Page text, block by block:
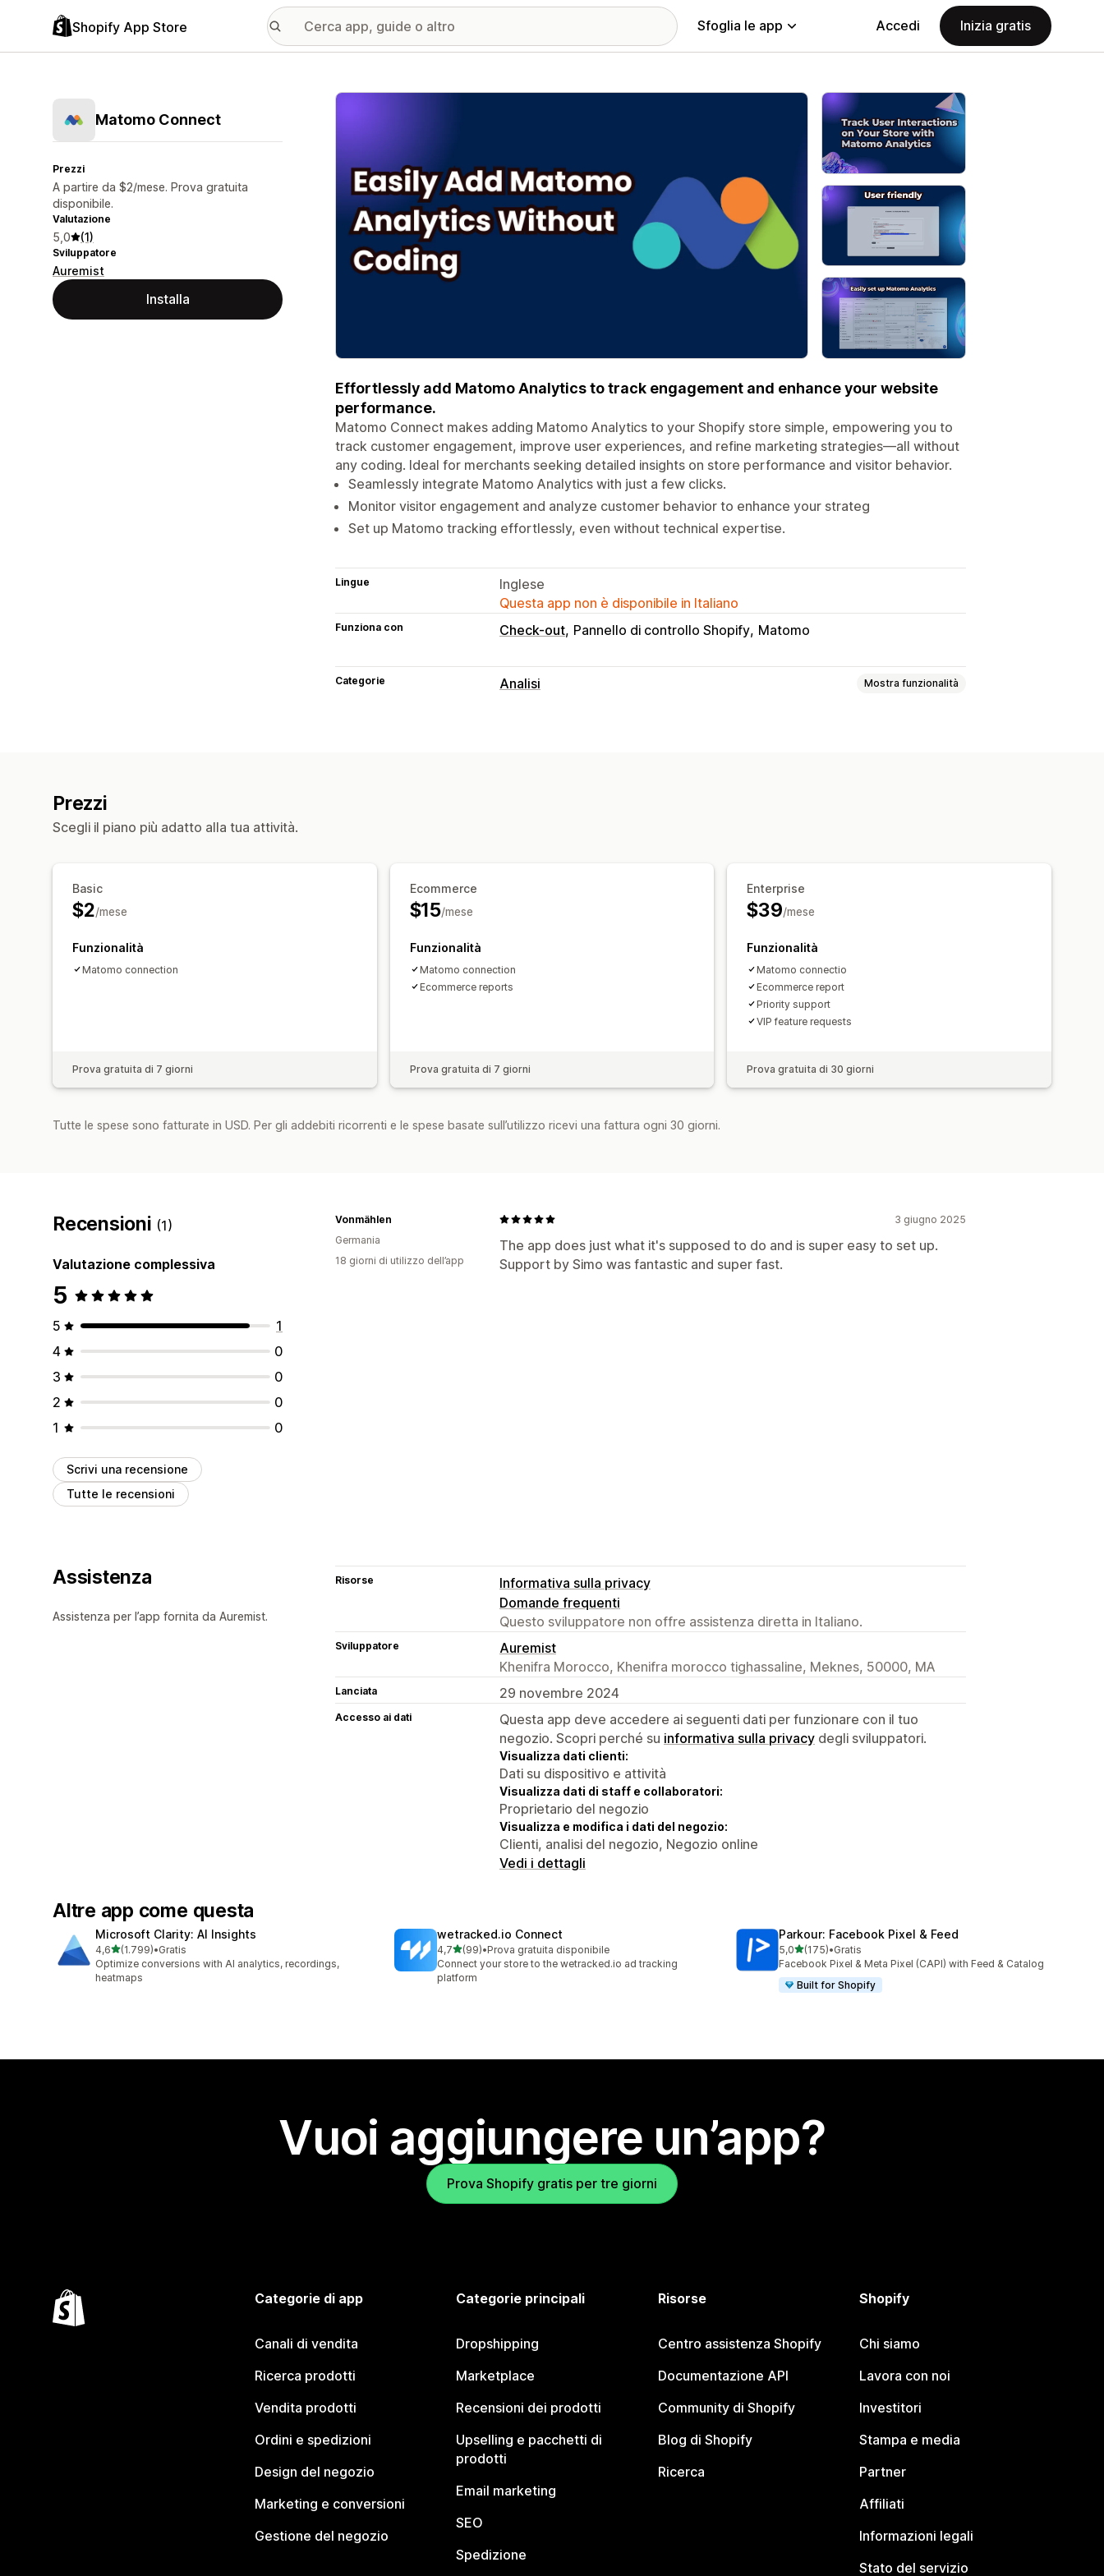
Shopify App Store Sfoglia le app Accedi Inizia gratis
Matomo Connect
Prezzi
A partire da $2/mese. Prova gratuita
disponibile.
Valutazione
5,0 (1)
Sviluppatore
Auremist
Installa
Galleria immagini in evidenza
Effortlessly add Matomo Analytics to track engagement and enhance your website
performance.
Matomo Connect makes adding Matomo Analytics to your Shopify store simple, empowering you to
track customer engagement, improve user experiences, and refine marketing strategies—all without
any coding. Ideal for merchants seeking detailed insights on store performance and visitor behavior.
Seamlessly integrate Matomo Analytics with just a few clicks.
Monitor visitor engagement and analyze customer behavior to enhance your strateg
Set up Matomo tracking effortlessly, even without technical expertise.
Lingue
Inglese
Questa app non è disponibile in Italiano
Funziona con Check-out Pannello di controllo Shopify Matomo
Categorie Analisi Mostra funzionalità
Prezzi
Scegli il piano più adatto alla tua attività.
Basic
$2/mese
Funzionalità
Matomo connection
Prova gratuita di 7 giorni
Ecommerce
$15/mese
Funzionalità
Matomo connection
Ecommerce reports
Prova gratuita di 7 giorni
Enterprise
$39/mese
Funzionalità
Matomo connectio
Ecommerce report
Priority support
VIP feature requests
Prova gratuita di 30 giorni
Tutte le spese sono fatturate in USD. Per gli addebiti ricorrenti e le spese basate sull’utilizzo ricevi una fattura ogni 30 giorni.
Recensioni (1)
Valutazione complessiva
5
5
1
4
0
3
0
2
0
1
0
Scrivi una recensione
Tutte le recensioni
3 giugno 2025
The app does just what it's supposed to do and is super easy to set up.
Support by Simo was fantastic and super fast.
Vonmählen
Germania
18 giorni di utilizzo dell’app
Assistenza
Assistenza per l’app fornita da Auremist.
Risorse
Informativa sulla privacy
Domande frequenti
Questo sviluppatore non offre assistenza diretta in Italiano.
Sviluppatore
Auremist
Khenifra Morocco, Khenifra morocco tighassaline, Meknes, 50000, MA
Lanciata 29 novembre 2024
Accesso ai dati
Questa app deve accedere ai seguenti dati per funzionare con il tuo
negozio. Scopri perché su informativa sulla privacy degli sviluppatori.
Visualizza dati clienti:
Dati su dispositivo e attività
Visualizza dati di staff e collaboratori:
Proprietario del negozio
Visualizza e modifica i dati del negozio:
Clienti, analisi del negozio, Negozio online
Vedi i dettagli
Altre app come questa
Microsoft Clarity: AI Insights
4,6stelle su 5
(1.799)
1799 recensioni totali
•Gratis
Optimize conversions with AI analytics, recordings,
heatmaps
wetracked.io Connect
4,7stelle su 5
(99)
99 recensioni totali
•Prova gratuita disponibile
Connect your store to the wetracked.io ad tracking
platform
Parkour: Facebook Pixel & Feed
5,0stelle su 5
(175)
175 recensioni totali
•Gratis
Facebook Pixel & Meta Pixel (CAPI) with Feed & Catalog
Built for Shopify
Vuoi aggiungere un’app?
Prova Shopify gratis per tre giorni
Categorie di app
Canali di vendita
Ricerca prodotti
Vendita prodotti
Ordini e spedizioni
Design del negozio
Marketing e conversioni
Gestione del negozio
Categorie principali
Dropshipping
Marketplace
Recensioni dei prodotti
Upselling e pacchetti di
prodotti
Email marketing
SEO
Spedizione
Risorse
Centro assistenza Shopify
Documentazione API
Community di Shopify
Blog di Shopify
Ricerca
Shopify
Chi siamo
Lavora con noi
Investitori
Stampa e media
Partner
Affiliati
Informazioni legali
Stato del servizio